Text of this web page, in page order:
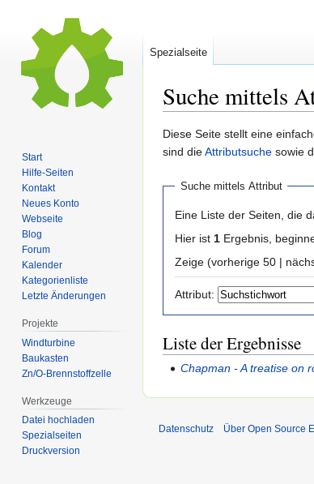
Suche mittels
Zur
Navigation
Zur
Suche
Diese Seite stellt eine
sind dieAttributsuche sowie
Suche mittels Attribut
Eine Liste der Seiten, die
Hier ist 1 Ergebnis,
Zeige
Attribut:
Liste der Ergebnisse
Chapman - A treatise on
Spezialseite
Start
Hilfe-Seiten
Kontakt
Neues Konto
Webseite
Blog
Forum
Kalender
Kategorienliste
Letzte Änderungen
Projekte
Windturbine
Baukasten
Zn/O-Brennstoffzelle
Werkzeuge
Datei hochladen
Spezialseiten
Druckversion
Datenschutz Über Open Source